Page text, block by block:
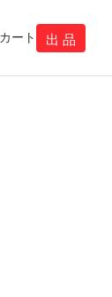
出 品
カート